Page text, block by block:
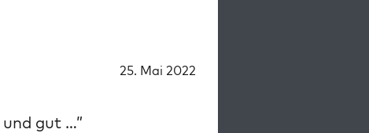
25. Mai 2022
gut …”